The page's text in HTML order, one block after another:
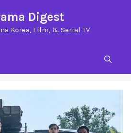
Digest
Korea, Film, & Serial TV